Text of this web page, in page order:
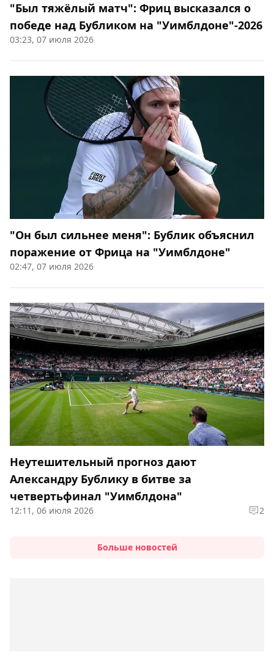
"Был тяжёлый матч": Фриц высказался о
победе над Бубликом на "Уимблдоне"-2026
03:23, 07 июля 2026
"Он был сильнее меня": Бублик объяснил
поражение от Фрица на "Уимблдоне"
02:47, 07 июля 2026
Неутешительный прогноз дают
Александру Бублику в битве за
четвертьфинал "Уимблдона"
12:11, 06 июля 2026 2
Больше новостей